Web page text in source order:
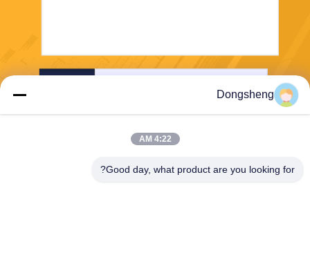
Dongsheng
4:22 AM
Good day, what product are you looking for?